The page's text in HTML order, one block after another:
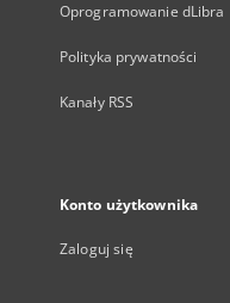
Oprogramowanie dLibra
Polityka prywatności
Kanały RSS
Konto użytkownika
Zaloguj się